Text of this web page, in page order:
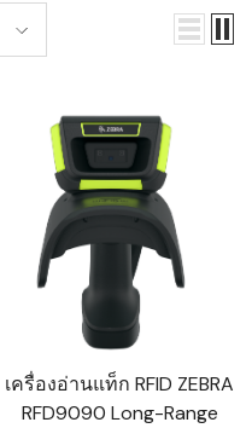
เครื่องอ่านแท็ก RFID ZEBRA
RFD9090 Long-Range